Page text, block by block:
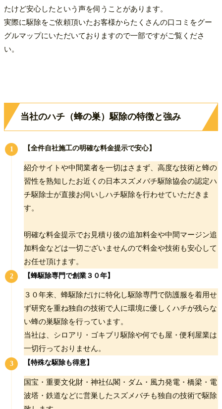
たけど安心したという声を伺うことがあります。
実際に駆除をご依頼頂いたお客様からたくさんの口コミをグー
グルマップにいただいておりますので一部ですがご覧くださ
い。
当社のハチ（蜂の巣）駆除の特徴と強み
【全件自社施工の明確な料金提示で安心】
紹介サイトや中間業者を一切はさまず、高度な技術と蜂の
習性を熟知したお近くの日本スズメバチ駆除協会の認定ハ
チ駆除士が直接お伺いしハチ駆除を行わせていただきま
す。
明確な料金提示でお見積り後の追加料金や中間マージン追
加料金などは一切ございませんので料金や技術も安心して
お任せ頂けます。
【蜂駆除専門で創業３０年】
３０年来、蜂駆除だけに特化し駆除専門で防護服を着用せ
ず研究を重ね独自の技術で人に環境に優しくハチが残らな
い蜂の巣駆除を行っています。
当社は、シロアリ・ゴキブリ駆除や何でも屋・便利屋業は
一切行っておりません。
【特殊な駆除も得意】
国宝・重要文化財・神社仏閣・ダム・風力発電・橋梁・電
波塔・鉄道などに営巣したスズメバチも独自の技術で駆除